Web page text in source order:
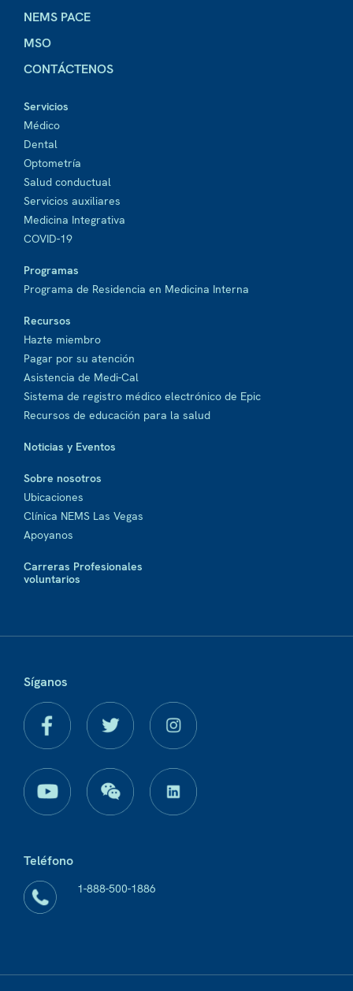
NEMS PACE
MSO
CONTÁCTENOS
Servicios
Médico
Dental
Optometría
Salud conductual
Servicios auxiliares
Medicina Integrativa
COVID-19
Programas
Programa de Residencia en Medicina Interna
Recursos
Hazte miembro
Pagar por su atención
Asistencia de Medi-Cal
Sistema de registro médico electrónico de Epic
Recursos de educación para la salud
Noticias y Eventos
Sobre nosotros
Ubicaciones
Clínica NEMS Las Vegas
Apoyanos
Carreras Profesionales
voluntarios
Síganos
Teléfono
1-888-500-1886